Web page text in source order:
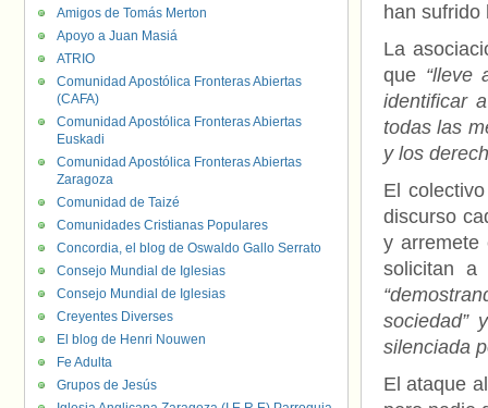
han sufrido
La
que “lleve
identificar
todas las
y los
El
discurso
y arremete
solicitan a
sociedad”
silenciada
El ataque
Amigos de Tomás Merton
Apoyo a Juan Masiá
ATRIO
Comunidad Apostólica Fronteras Abiertas
(CAFA)
Comunidad Apostólica Fronteras Abiertas
Euskadi
Comunidad Apostólica Fronteras Abiertas
Zaragoza
Comunidad de Taizé
Comunidades Cristianas Populares
Concordia, el blog de Oswaldo Gallo Serrato
Consejo Mundial de Iglesias
Consejo Mundial de Iglesias
Creyentes Diverses
El blog de Henri Nouwen
Fe Adulta
Grupos de Jesús